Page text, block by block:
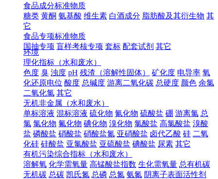
食品成分标准物质
糖类 黄酮 氨基酸 维生素 白酒成分 脂肪酸及其衍生物 其
它
食品专项标准物质
国抽专项 盲样考核专项 套标 配套试剂 其它
环境
理化指标（水和废水）
色度 臭 浊度 pH 残渣（溶解性固体） 矿化度 电导率 氧
化还原电位 酸度 总碱度 游离二氧化碳 总硬度 颜色 余氯
二氧化氯 其它
无机非金属（水和废水）
单标溶液 混标溶液 硫化物 氰化物 硫酸盐 硼 游离氯 总
氯 氯化物 氟化物 碘化物 溴化物 氯酸盐 高氯酸盐 溴酸
盐 磷酸盐 硝酸盐 硝酸盐氮 亚硝酸盐 卤代乙酸 硅 二氧
化硅 硅酸盐 亚氯酸盐 亚硫酸盐 碘酸盐 尿素 其它
有机污染综合指标（水和废水）
溶解氧 化学需氧量 高锰酸盐指数 生化需氧量 总有机碳
无机碳 总碳 凯氏氮 总磷 总氮 氨氮 阴离子表面活性剂